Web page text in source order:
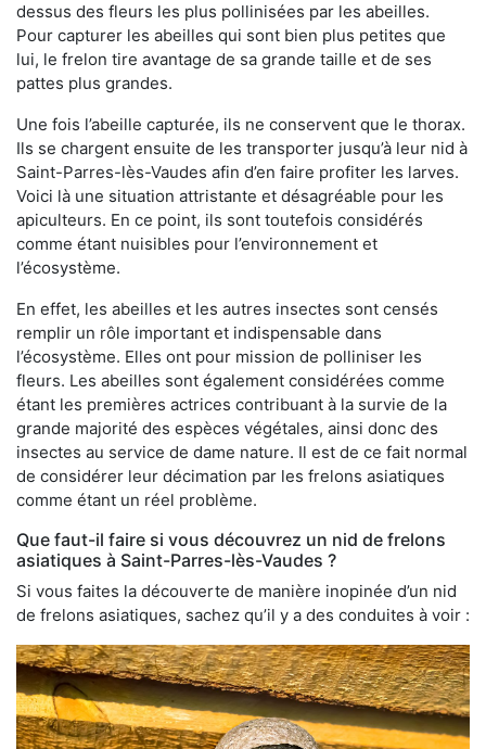
dessus des fleurs les plus pollinisées par les abeilles.
Pour capturer les abeilles qui sont bien plus petites que
lui, le frelon tire avantage de sa grande taille et de ses
pattes plus grandes.
Une fois l’abeille capturée, ils ne conservent que le thorax.
Ils se chargent ensuite de les transporter jusqu’à leur nid à
Saint-Parres-lès-Vaudes afin d’en faire profiter les larves.
Voici là une situation attristante et désagréable pour les
apiculteurs. En ce point, ils sont toutefois considérés
comme étant nuisibles pour l’environnement et
l’écosystème.
En effet, les abeilles et les autres insectes sont censés
remplir un rôle important et indispensable dans
l’écosystème. Elles ont pour mission de polliniser les
fleurs. Les abeilles sont également considérées comme
étant les premières actrices contribuant à la survie de la
grande majorité des espèces végétales, ainsi donc des
insectes au service de dame nature. Il est de ce fait normal
de considérer leur décimation par les frelons asiatiques
comme étant un réel problème.
Que faut-il faire si vous découvrez un nid de frelons
asiatiques à Saint-Parres-lès-Vaudes ?
Si vous faites la découverte de manière inopinée d’un nid
de frelons asiatiques, sachez qu’il y a des conduites à voir :